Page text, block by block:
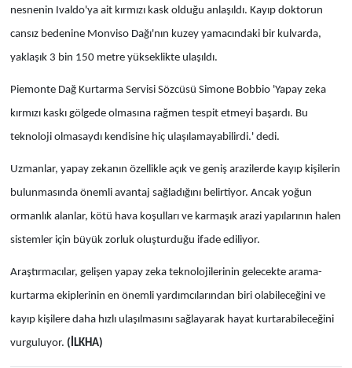
nesnenin Ivaldo'ya ait kırmızı kask olduğu anlaşıldı. Kayıp doktorun
cansız bedenine Monviso Dağı'nın kuzey yamacındaki bir kulvarda,
yaklaşık 3 bin 150 metre yükseklikte ulaşıldı.
Piemonte Dağ Kurtarma Servisi Sözcüsü Simone Bobbio 'Yapay zeka
kırmızı kaskı gölgede olmasına rağmen tespit etmeyi başardı. Bu
teknoloji olmasaydı kendisine hiç ulaşılamayabilirdi.' dedi.
Uzmanlar, yapay zekanın özellikle açık ve geniş arazilerde kayıp kişilerin
bulunmasında önemli avantaj sağladığını belirtiyor. Ancak yoğun
ormanlık alanlar, kötü hava koşulları ve karmaşık arazi yapılarının halen
sistemler için büyük zorluk oluşturduğu ifade ediliyor.
Araştırmacılar, gelişen yapay zeka teknolojilerinin gelecekte arama-
kurtarma ekiplerinin en önemli yardımcılarından biri olabileceğini ve
kayıp kişilere daha hızlı ulaşılmasını sağlayarak hayat kurtarabileceğini
vurguluyor. (İLKHA)